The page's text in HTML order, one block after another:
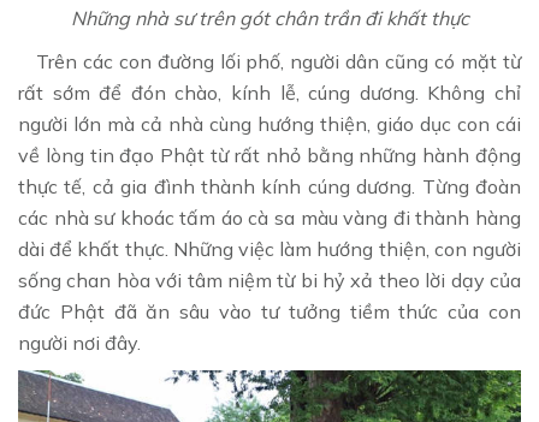
Những nhà sư trên gót chân trần đi khất thực
Trên các con đường lối phố, người dân cũng có mặt từ
rất sớm để đón chào, kính lễ, cúng dương. Không chỉ
người lớn mà cả nhà cùng hướng thiện, giáo dục con cái
về lòng tin đạo Phật từ rất nhỏ bằng những hành động
thực tế, cả gia đình thành kính cúng dương. Từng đoàn
các nhà sư khoác tấm áo cà sa màu vàng đi thành hàng
dài để khất thực. Những việc làm hướng thiện, con người
sống chan hòa với tâm niệm từ bi hỷ xả theo lời dạy của
đức Phật đã ăn sâu vào tư tưởng tiềm thức của con
người nơi đây.